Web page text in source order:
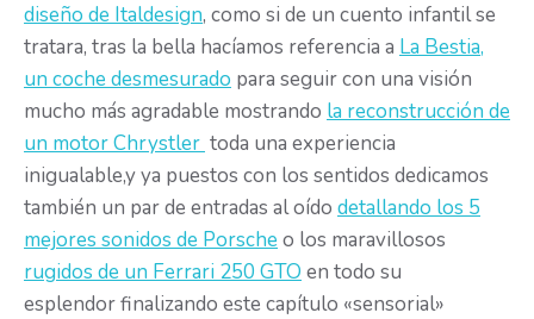
diseño de Italdesign, como si de un cuento infantil se
tratara, tras la bella hacíamos referencia a La Bestia,
un coche desmesurado para seguir con una visión
mucho más agradable mostrando la reconstrucción de
un motor Chrystler toda una experiencia
inigualable,y ya puestos con los sentidos dedicamos
también un par de entradas al oído detallando los 5
mejores sonidos de Porsche o los maravillosos
rugidos de un Ferrari 250 GTO en todo su
esplendor finalizando este capítulo «sensorial»